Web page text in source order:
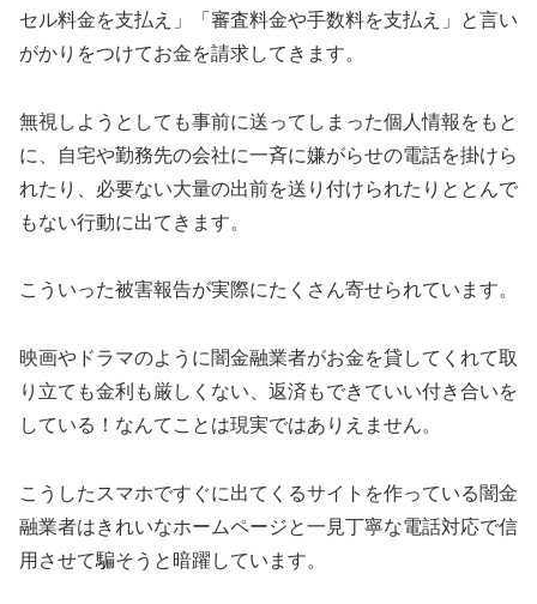
セル料金を支払え」「審査料金や手数料を支払え」と言い
がかりをつけてお金を請求してきます。
無視しようとしても事前に送ってしまった個人情報をもと
に、自宅や勤務先の会社に一斉に嫌がらせの電話を掛けら
れたり、必要ない大量の出前を送り付けられたりととんで
もない行動に出てきます。
こういった被害報告が実際にたくさん寄せられています。
映画やドラマのように闇金融業者がお金を貸してくれて取
り立ても金利も厳しくない、返済もできていい付き合いを
している！なんてことは現実ではありえません。
こうしたスマホですぐに出てくるサイトを作っている闇金
融業者はきれいなホームページと一見丁寧な電話対応で信
用させて騙そうと暗躍しています。